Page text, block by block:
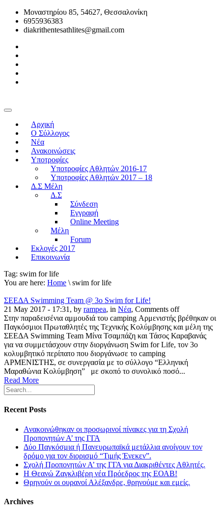
Μοναστηρίου 85, 54627, Θεσσαλονίκη
6955936383
diakrithentesathlites@gmail.com
Αρχική
O Σύλλογος
Νέα
Ανακοινώσεις
Υποτροφίες
Υποτροφίες Αθλητών 2016-17
Υποτροφίες Αθλητών 2017 – 18
Δ.Σ Μέλη
Δ.Σ
Σύνδεση
Εγγραφή
Online Meeting
Μέλη
Forum
Εκλογές 2017
Επικοινωνία
Tag: swim for life
You are here: Home \ swim for life
ΣΕΕΔΑ Swimming Team @ 3ο Swim for Life!
21 May 2017 - 17:31, by rampea, in Νέα, Comments off
Στην παραδεισένια αμμουδιά του camping Αρμενιστής βρέθηκαν οι
Παγκόσμιοι Πρωταθλητές της Τεχνικής Κολύμβησης και μέλη της
ΣΕΕΔΑ Swimming Team Μίνα Τσαμπάζη και Τάσος Καραβανάς
για να συμμετάσχουν στην διοργάνωση Swim for Life, τον 3ο
κολυμβητικό περίπατο που διοργάνωσε το camping
ΑΡΜΕΝΙΣΤΗΣ, σε συνεργασία με τo σύλλογο “Ελληνική
Μαραθώνια Κολύμβηση” με σκοπό το συνολικό ποσό...
Read More
Recent Posts
Ανακοινώθηκαν οι προσωρινοί πίνακες για τη Σχολή
Προπονητών Α’ της ΓΓΑ
Δύο Παγκόσμια ή Πανευρωπαϊκά μετάλλια ανοίγουν τον
δρόμο για τον διορισμό “Τιμής Ένεκεν”.
Σχολή Προπονητών Α’ της ΓΓΑ για Διακριθέντες Αθλητές.
Η Θεανώ Ζαγκλιβέρη νέα Πρόεδρος της ΕΟΑΒ!
Θρηνούν οι ουρανοί Αλέξανδρε, θρηνούμε και εμείς.
Archives